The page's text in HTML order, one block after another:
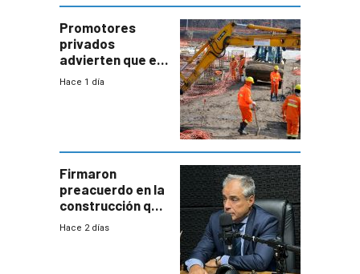
enorme
potencial
Promotores
privados
advierten que el
nuevo convenio
a revisar
proyectos
Hace 1 día
Firmaron
preacuerdo en la
construcción que
comprende
Hace 2 días